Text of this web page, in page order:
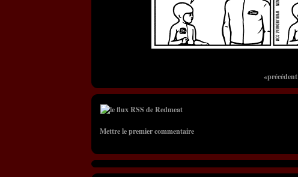
«précédent
Mettre le premier commentaire